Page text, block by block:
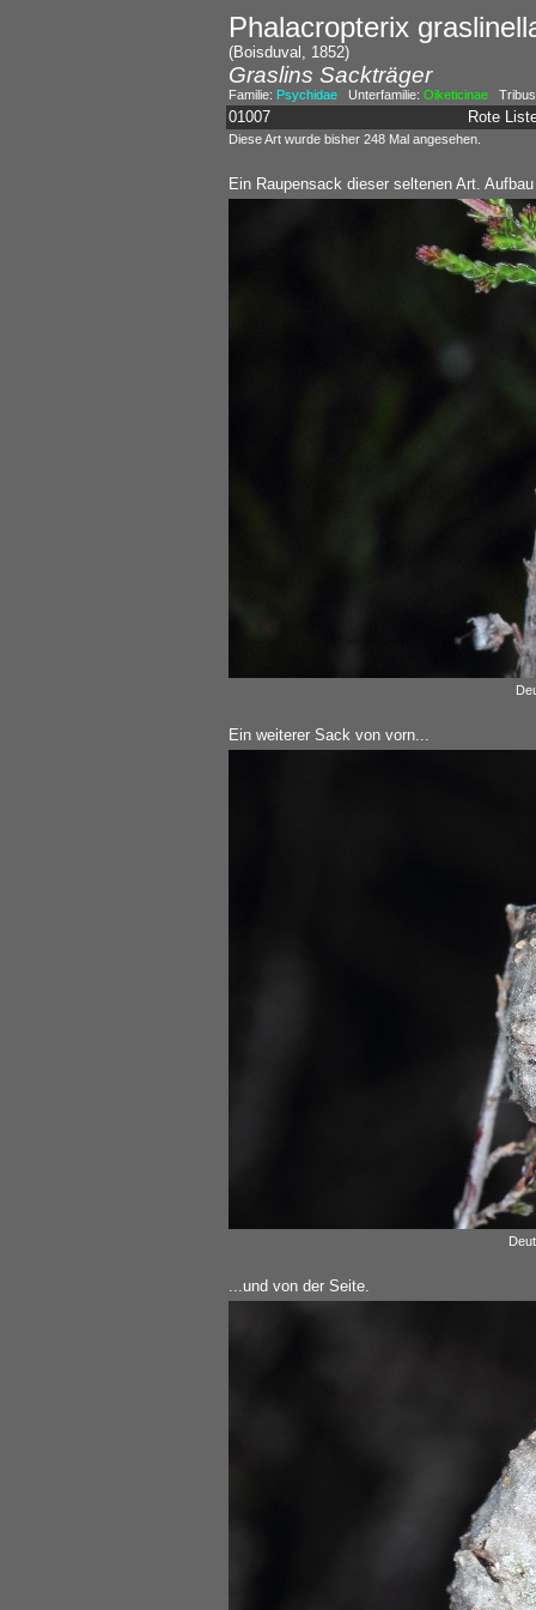
Phalacropterix
(Boisduval, 1852)
Graslins Sackträger
Familie: PsychidaeUnterfamilie: Oiketicinae
01007 Rote
Diese Art wurde bisher 248 Mal angesehen.
Ein Raupensack dieser seltenen Art.
Ein weiterer Sack von vorn...
...und von der Seite.